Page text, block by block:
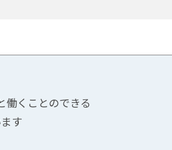
働くことのできる
す